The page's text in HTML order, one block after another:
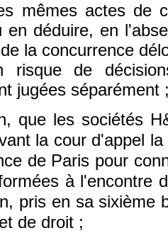
mêmes actes de
en déduire, en
la concurrence
risque de
jugées séparément
que les sociétés
la cour d'appel
de Paris pour
à l'encontre
pris en sa sixième
de droit ;